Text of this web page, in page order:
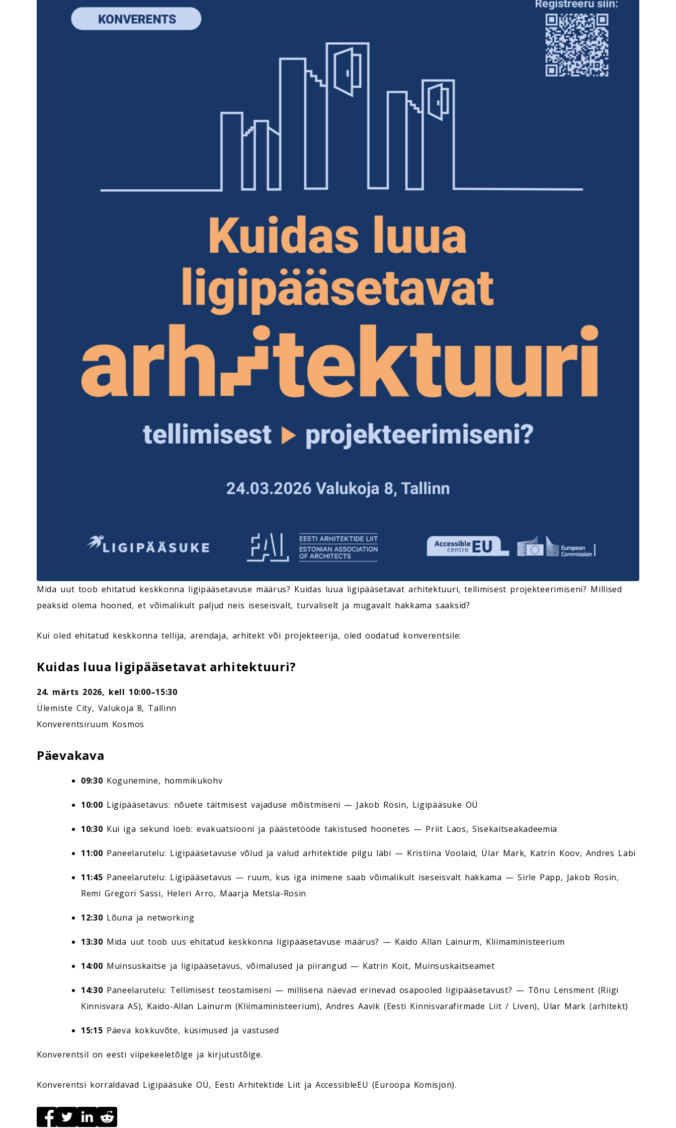
Mida uut toob ehitatud keskkonna ligipääsetavuse määrus? Kuidas luua ligipääsetavat arhitektuuri, tellimisest projekteerimiseni? Millised
peaksid olema hooned, et võimalikult paljud neis iseseisvalt, turvaliselt ja mugavalt hakkama saaksid?
Kui oled ehitatud keskkonna tellija, arendaja, arhitekt või projekteerija, oled oodatud konverentsile:
Kuidas luua ligipääsetavat arhitektuuri?
24. märts 2026, kell 10:00–15:30
Ülemiste City, Valukoja 8, Tallinn
Konverentsiruum Kosmos
Päevakava
09:30 Kogunemine, hommikukohv
10:00 Ligipääsetavus: nõuete täitmisest vajaduse mõistmiseni — Jakob Rosin, Ligipääsuke OÜ
10:30 Kui iga sekund loeb: evakuatsiooni ja päästetööde takistused hoonetes — Priit Laos, Sisekaitseakadeemia
11:00 Paneelarutelu: Ligipääsetavuse võlud ja valud arhitektide pilgu läbi — Kristiina Voolaid, Ülar Mark, Katrin Koov, Andres Labi
11:45 Paneelarutelu: Ligipääsetavus — ruum, kus iga inimene saab võimalikult iseseisvalt hakkama — Sirle Papp, Jakob Rosin,
Remi Gregori Sassi, Heleri Arro, Maarja Metsla-Rosin
12:30 Lõuna ja networking
13:30 Mida uut toob uus ehitatud keskkonna ligipääsetavuse määrus? — Kaido Allan Lainurm, Kliimaministeerium
14:00 Muinsuskaitse ja ligipääsetavus, võimalused ja piirangud — Katrin Koit, Muinsuskaitseamet
14:30 Paneelarutelu: Tellimisest teostamiseni — millisena näevad erinevad osapooled ligipääsetavust? — Tõnu Lensment (Riigi
Kinnisvara AS), Kaido-Allan Lainurm (Kliimaministeerium), Andres Aavik (Eesti Kinnisvarafirmade Liit / Liven), Ülar Mark (arhitekt)
15:15 Päeva kokkuvõte, küsimused ja vastused
Konverentsil on eesti viipekeeletõlge ja kirjutustõlge.
Konverentsi korraldavad Ligipääsuke OÜ, Eesti Arhitektide Liit ja AccessibleEU (Euroopa Komisjon).